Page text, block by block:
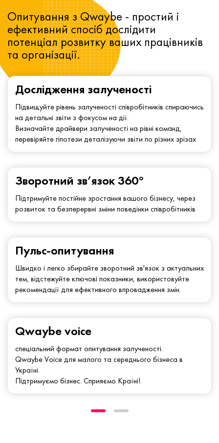
Дослідження залученості
Підвищуйте рівень залученості співробітників спираючись
на детальні звіти з фокусом на дії.
Визначайте драйвери залученості на рівні команд,
перевіряйте гіпотези деталізуючи звіти по різних зрізах
Зворотний зв’язок 360°
Підтримуйте постійне зростання вашого бізнесу, через
розвиток та безперервні зміни поведінки співробітників
Опитування з Qwaybe - простий і
ефективний спосіб дослідити
потенціал розвитку ваших працівників
та організації.
Qwaybe voice
спеціальний формат опитування залученості.
Qwaybe Voice для малого та середнього бізнеса в
Україні.
Підтримуємо бізнес. Сприяємо Країні!.
Пульс-опитування
Швидко і легко збирайте зворотний зв'язок з актуальних
тем, відстежуйте ключові показники, використовуйте
рекомендації для ефективного впровадження змін.